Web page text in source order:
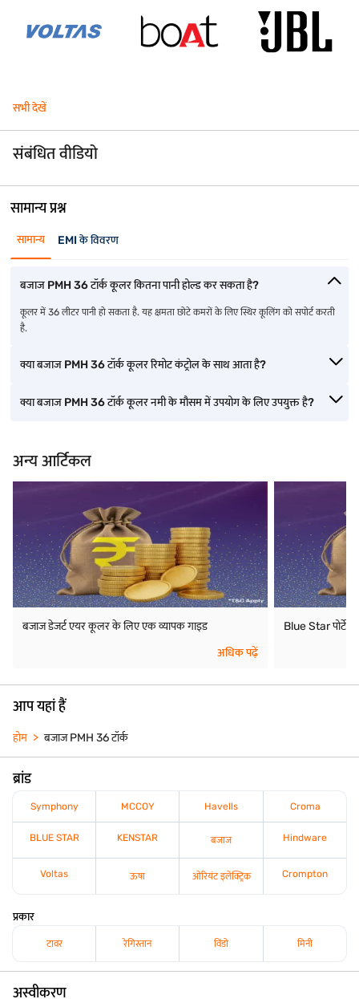
सभी देखें
संबंधित वीडियो
सामान्य प्रश्न
सामान्य EMI के विवरण
बजाज PMH 36 टॉर्क कूलर कितना पानी होल्ड कर सकता है?
कूलर में 36 लीटर पानी हो सकता है. यह क्षमता छोटे कमरों के लिए स्थिर कूलिंग को सपोर्ट करती
है.
क्या बजाज PMH 36 टॉर्क कूलर रिमोट कंट्रोल के साथ आता है?
क्या बजाज PMH 36 टॉर्क कूलर नमी के मौसम में उपयोग के लिए उपयुक्त है?
अन्य आर्टिकल
बजाज डेजर्ट एयर कूलर के लिए एक व्यापक गाइड
अधिक पढ़ें
Blue Star
आप यहां हैं
होम बजाज PMH 36 टॉर्क
ब्रांड
Symphony MCCOY Havells Croma
BLUE STAR KENSTAR बजाज Hindware
Voltas ऊषा ओरियंट इलेक्ट्रिक Crompton
प्रकार
टावर रेगिस्तान विंडो मिनी
अस्वीकरण